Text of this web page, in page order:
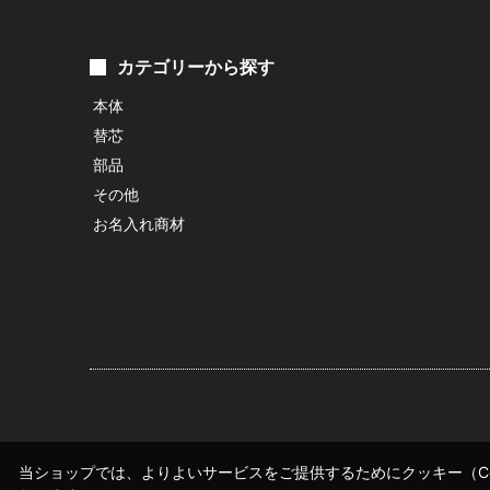
カテゴリーから探す
本体
替芯
部品
その他
お名入れ商材
当ショップでは、よりよいサービスをご提供するためにクッキー